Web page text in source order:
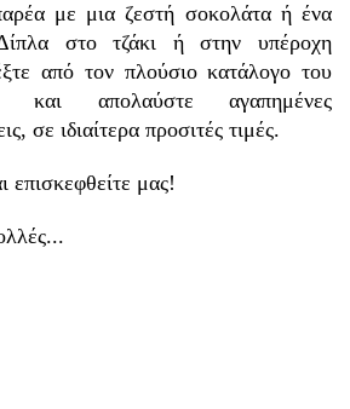
με μια ζεστή σοκολάτα ή ένα
στο τζάκι ή στην υπέροχη
από τον πλούσιο κατάλογο του
και απολαύστε αγαπημένες
σε ιδιαίτερα προσιτές τιμές.
επισκεφθείτε μας!